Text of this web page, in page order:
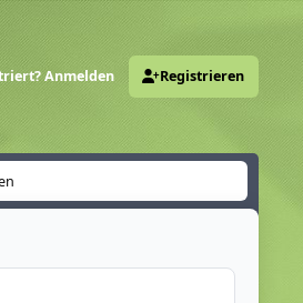
Anmelden Registrieren